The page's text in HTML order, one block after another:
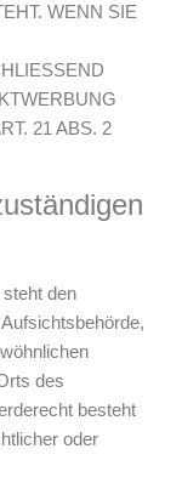
WENN SIE
21 ABS. 2
den
des
besteht
oder